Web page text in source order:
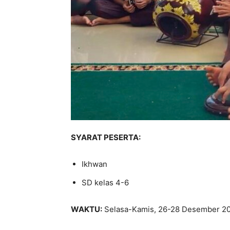
SYARAT PESERTA:
Ikhwan
SD kelas 4-6
WAKTU: Selasa-Kamis, 26-28 Desember